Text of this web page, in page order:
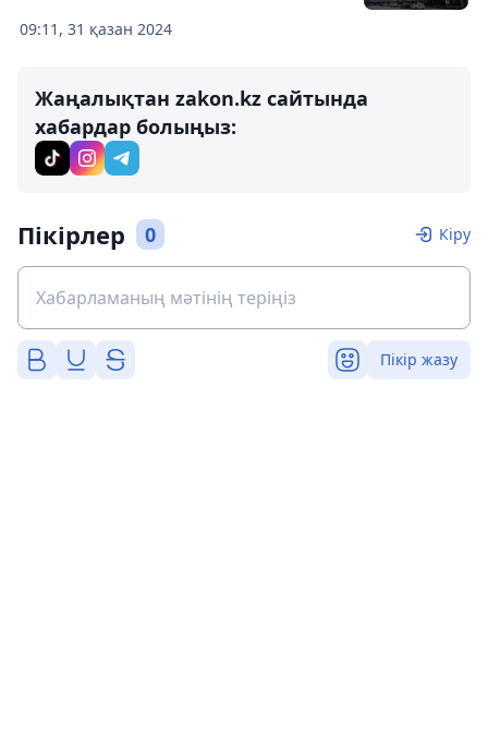
09:11, 31 қазан 2024
Жаңалықтан zakon.kz сайтында
хабардар болыңыз:
Пікірлер 0 Кіру
Пікір жазу